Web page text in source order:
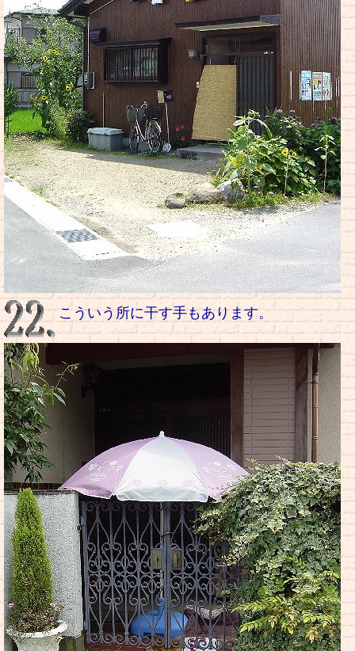
こういう所に干す手もあります。